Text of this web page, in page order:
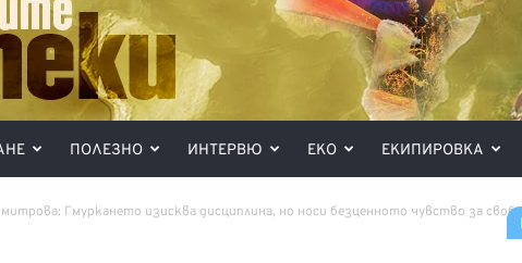
ПОЛЕЗНО ИНТЕРВЮ ЕКО ЕКИПИРОВКА
Гмуркането изисква дисциплина, но носи безценното чувство за